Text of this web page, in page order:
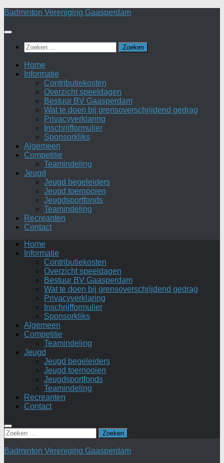
Doorgaan
inhoud
Badminton Vereniging Gaasperdam
Zoeken
naar:
Home
Informatie
Contributiekosten
Overzicht speeldagen
Bestuur BV Gaasperdam
Wat te doen bij grensoverschrijdend gedrag
Privacyverklaring
Inschrijfformulier
Sponsorkliks
Algemeen
Competitie
Teamindeling
Jeugd
Jeugd begeleiders
Jeugd toernooien
Jeugdsportfonds
Teamindeling
Recreanten
Contact
Home
Informatie
Contributiekosten
Overzicht speeldagen
Bestuur BV Gaasperdam
Wat te doen bij grensoverschrijdend gedrag
Privacyverklaring
Inschrijfformulier
Sponsorkliks
Algemeen
Competitie
Teamindeling
Jeugd
Jeugd begeleiders
Jeugd toernooien
Jeugdsportfonds
Teamindeling
Recreanten
Contact
Zoeken
naar:
Badminton Vereniging Gaasperdam